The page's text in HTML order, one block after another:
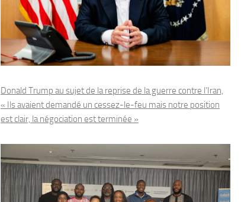
Donald Trump au sujet de la reprise de la guerre contre l’Iran,
« Ils avaient demandé un cessez-le-feu mais notre position
est clair, la négociation est terminée »